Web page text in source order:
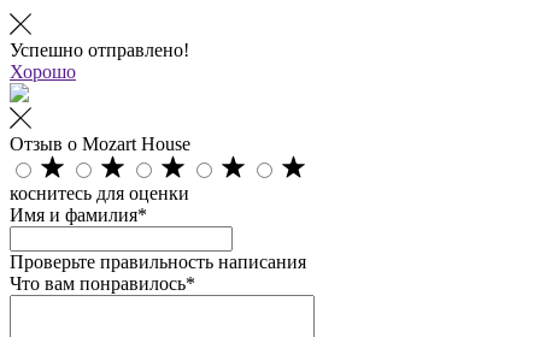
Успешно отправлено!
Хорошо
Отзыв о Mozart House
коснитесь для оценки
Имя и фамилия*
Проверьте правильность написания
Что вам понравилось*